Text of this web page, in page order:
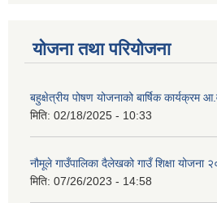
योजना तथा परियोजना
बहुक्षेत्रीय पोषण योजनाको बार्षिक
मिति: 02/18/2025 - 10:33
नौमूले गाउँपालिका दैलेखको गाउँ शिक्षा
मिति: 07/26/2023 - 14:58